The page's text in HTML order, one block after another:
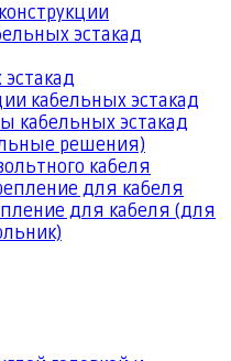
эстакад
кабельных эстакад
кабельных эстакад
решения)
кабеля
для кабеля
для кабеля (для